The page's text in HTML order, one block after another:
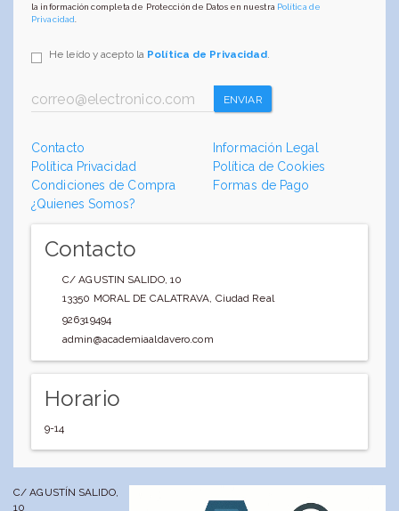
la información completa de Protección de Datos en nuestra Política de
Privacidad
He leído y acepto la Política de Privacidad.
ENVIAR
Contacto
Información Legal
Política Privacidad
Política de Cookies
Condiciones de Compra
Formas de Pago
¿Quienes Somos?
Contacto
C/ AGUSTIN SALIDO, 10
13350 MORAL DE CALATRAVA, Ciudad Real
926319494
admin@academiaaldavero.com
Horario
9-14
C/ AGUSTÍN SALIDO,
10